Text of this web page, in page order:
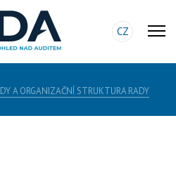
CZ
A ORGANIZAČNÍ STRUKTURA RADY